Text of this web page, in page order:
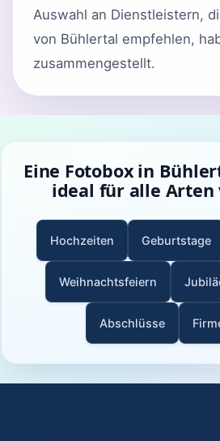
Auswahl an Dienstleistern,
von Bühlertal empfehlen,
zusammengestellt.
Eine Fotobox in
ideal für alle Arten
Hochzeiten Geburtstage
Weihnachtsfeiern
Abschlüsse